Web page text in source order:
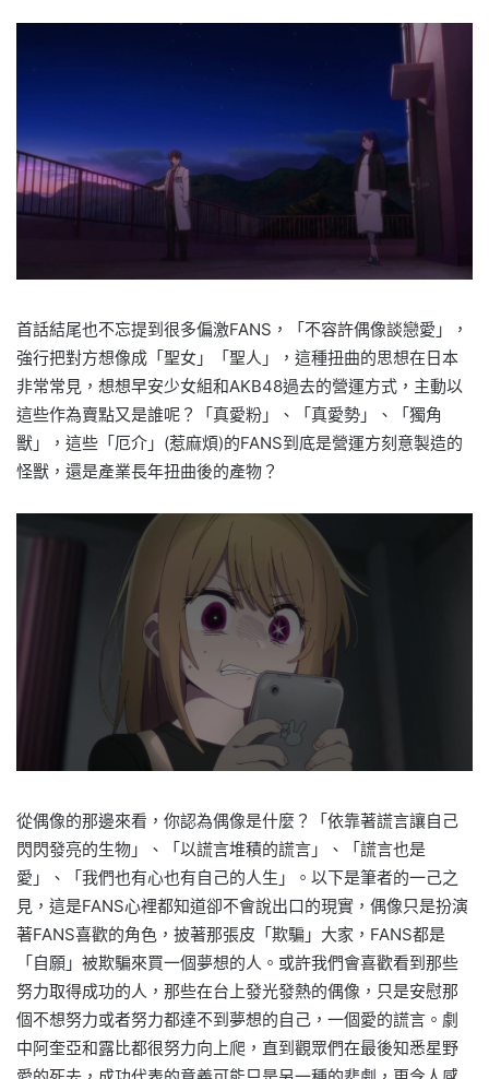
首話結尾也不忘提到很多偏激FANS，「不容許偶像談戀愛」，
強行把對方想像成「聖女」「聖人」，這種扭曲的思想在日本
非常常見，想想早安少女組和AKB48過去的營運方式，主動以
這些作為賣點又是誰呢？「真愛粉」、「真愛勢」、「獨角
獸」，這些「厄介」(惹麻煩)的FANS到底是營運方刻意製造的
怪獸，還是產業長年扭曲後的產物？
從偶像的那邊來看，你認為偶像是什麼？「依靠著謊言讓自己
閃閃發亮的生物」、「以謊言堆積的謊言」、「謊言也是
愛」、「我們也有心也有自己的人生」。以下是筆者的一己之
見，這是FANS心裡都知道卻不會說出口的現實，偶像只是扮演
著FANS喜歡的角色，披著那張皮「欺騙」大家，FANS都是
「自願」被欺騙來買一個夢想的人。或許我們會喜歡看到那些
努力取得成功的人，那些在台上發光發熱的偶像，只是安慰那
個不想努力或者努力都達不到夢想的自己，一個愛的謊言。劇
中阿奎亞和露比都很努力向上爬，直到觀眾們在最後知悉星野